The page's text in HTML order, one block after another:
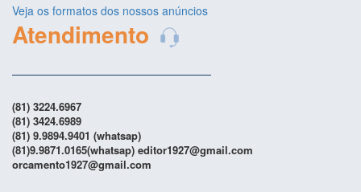
Veja os formatos dos nossos anúncios
Atendimento
(81) 3224.6967
(81) 3424.6989
(81) 9.9894.9401 (whatsap)
(81)9.9871.0165(whatsap) editor1927@gmail.com
orcamento1927@gmail.com